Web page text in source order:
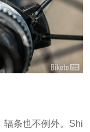
辐条也不例外。Shi